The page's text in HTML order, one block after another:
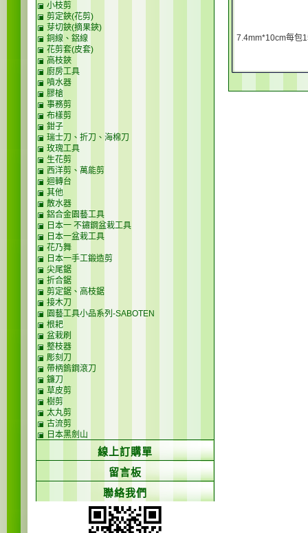
7.4mm*10cm每包
小枝剪
剪定鋏(花剪)
芽切鋏(摘果鋏)
銅線、鋁線
花剪套(皮套)
高枝鋏
廚房工具
噴水器
膠槍
事務剪
布樣剪
鉗子
瑞士刀、折刀、海棉刀
玫瑰工具
生花剪
西洋剪、萬能剪
迴轉台
其他
散水器
鋁合金園藝工具
日本一 不鏽鋼盆栽工具
日本一盆栽工具
花乃舞
日本一手工鍛造剪
尖尾鋸
折合鋸
剪定鋸、高枝鋸
接木刀
園藝工具小品系列-SABOTEN
根耙
盆栽刷
整枝器
彫刻刀
帶柄鎢鋼滾刀
鐮刀
草皮剪
樹剪
太丸剪
古流剪
日本黑劍山
線上訂購單
留言板
聯絡我們